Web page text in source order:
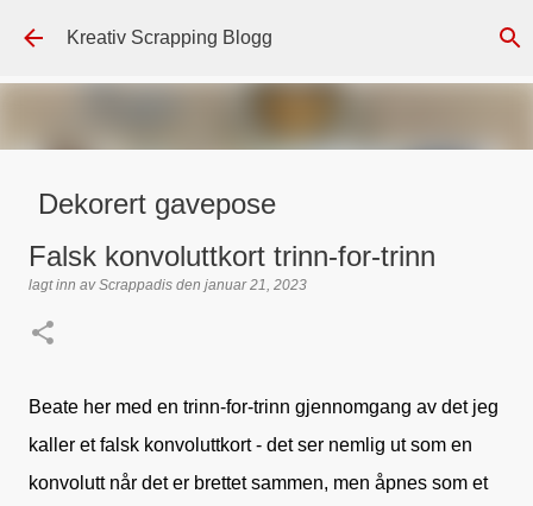
Gå til hovedinnhold
Kreativ Scrapping Blogg
Dekorert gavepose
Falsk konvoluttkort trinn-for-trinn
lagt inn avScrappadis den januar 21, 2023
Beate her med en trinn-for-trinn gjennomgang av det jeg
kaller et falsk konvoluttkort - det ser nemlig ut som en
konvolutt når det er brettet sammen, men åpnes som et